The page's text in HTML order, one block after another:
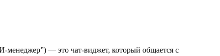
менеджер”) — это чат-виджет, который общается с